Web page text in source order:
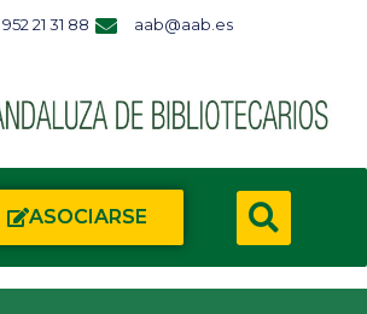
952 21 31 88 aab@aab.es
ASOCIARSE